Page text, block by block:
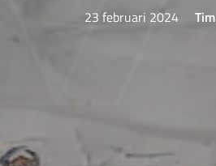
23 februari 2024